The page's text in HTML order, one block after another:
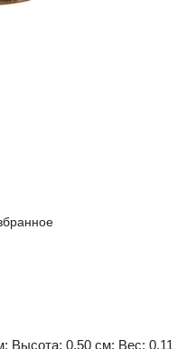
Высота: 0.50 см; Вес: 0.11